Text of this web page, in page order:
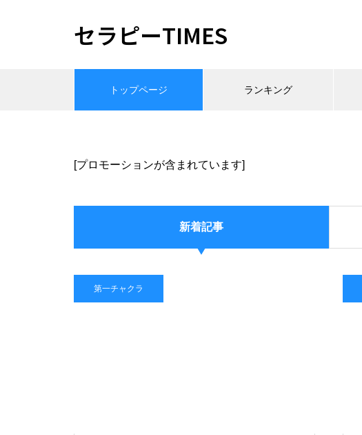
セラピーTIMES
トップページ ランキング
[プロモーションが含まれています]
新着記事
第一チャクラ